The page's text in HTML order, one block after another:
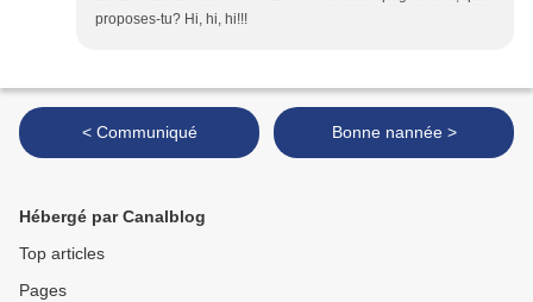
proposes-tu? Hi, hi, hi!!!
< Communiqué Bonne nannée >
Hébergé par Canalblog
Top articles
Pages